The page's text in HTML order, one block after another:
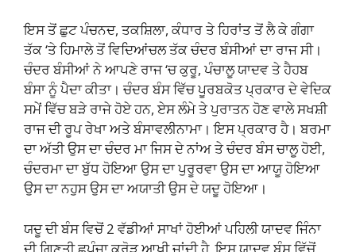
ਇਸ ਤੋਂ ਛੁਟ ਪੰਚਨਦ, ਤਕਸ਼ਿਲਾ, ਕੰਧਾਰ ਤੇ ਹਿਰਾਂਤ ਤੋਂ ਲੈ ਕੇ ਗੰਗਾ
ਤੱਕ ‘ਤੇ ਹਿਮਾਲੇ ਤੋਂ ਵਿਦਿਆਂਚਲ ਤੱਕ ਚੰਦਰ ਬੰਸੀਆਂ ਦਾ ਰਾਜ ਸੀ।
ਚੰਦਰ ਬੰਸੀਆਂ ਨੇ ਆਪਣੇ ਰਾਜ ‘ਚ ਕੁਰੂ, ਪੰਚਾਲੂ ਯਾਦਵ ਤੇ ਹੈਹਬ
ਬੰਸਾ ਨੂੰ ਪੈਦਾ ਕੀਤਾ। ਚੰਦਰ ਬੰਸ ਵਿੱਚ ਪੂਰਬਕੋਤ ਪ੍ਰਕਾਰ ਦੇ ਵੇਦਿਕ
ਸਮੇਂ ਵਿੱਚ ਬੜੇ ਰਾਜੇ ਹੋਏ ਹਨ, ਏਸ ਲੰਮੇ ਤੇ ਪੁਰਾਤਨ ਹੋਣ ਵਾਲੇ ਸਖਸ਼ੀ
ਰਾਜ ਦੀ ਰੂਪ ਰੇਖਾ ਅਤੇ ਬੰਸਾਵਲੀਨਾਮਾ। ਇਸ ਪ੍ਰਕਾਰ ਹੈ। ਬਰਮਾ
ਦਾ ਅੱਤੀ ਉਸ ਦਾ ਚੰਦਰ ਮਾ ਜਿਸ ਦੇ ਨਾਂਅ ਤੇ ਚੰਦਰ ਬੰਸ ਚਾਲੂ ਹੋਈ,
ਚੰਦਰਮਾ ਦਾ ਬੁੱਧ ਹੋਇਆ ਉਸ ਦਾ ਪੁਰੂਰਵਾ ਉਸ ਦਾ ਆਯੂ ਹੋਇਆ
ਉਸ ਦਾ ਨਹੁਸ ਉਸ ਦਾ ਅਯਾਤੀ ਉਸ ਦੇ ਯਦੂ ਹੋਇਆ।
ਯਦੂ ਦੀ ਬੰਸ ਵਿਚੋਂ 2 ਵੱਡੀਆਂ ਸਾਖਾਂ ਹੋਈਆਂ ਪਹਿਲੀ ਯਾਦਵ ਜਿੰਨਾ
ਦੀ ਗਿਣਤੀ ਛਪੰਜਾ ਕਰੋੜ ਆਖੀ ਜਾਂਦੀ ਹੈ, ਇਸ ਯਾਦਵ ਬੰਸ ਵਿੱਚੋਂ